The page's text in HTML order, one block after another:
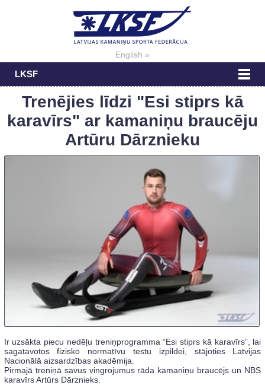
English »
LKSF
Trenējies līdzi "Esi stiprs kā
karavīrs" ar kamaniņu braucēju
Artūru Dārznieku
Ir uzsākta piecu nedēļu treniņprogramma “Esi stiprs kā karavīrs”, lai
sagatavotos fizisko normatīvu testu izpildei, stājoties Latvijas
Nacionālā aizsardzības akadēmija.
Pirmajā treniņā savus vingrojumus rāda kamaniņu braucējs un NBS
karavīrs Artūrs Dārznieks.